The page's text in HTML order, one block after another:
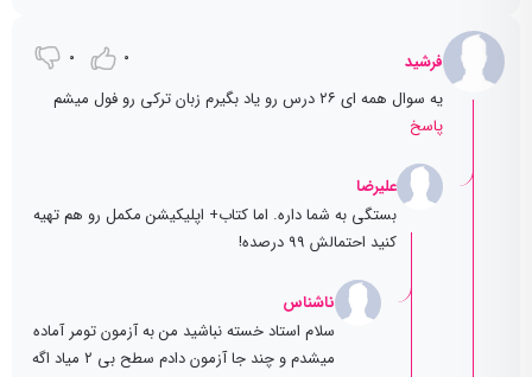
فرشید 0
0
یه سوال همه ای ۲۶ درس رو یاد بگیرم زبان ترکی رو فول میشم
پاسخ
علیرضا
بستگی به شما داره. اما کتاب+ اپلیکیشن مکمل رو هم تهیه
کنید احتمالش 99 درصده!
ناشناس
سلام استاد خسته نباشید من به آزمون تومر آماده
میشدم و چند جا آزمون دادم سطح بی ۲ میاد اگه